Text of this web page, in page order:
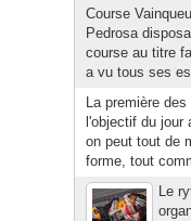
Course
Pedrosa
course au titre
a vu tous ses
La première
l'objectif du
on peut tout de
forme, tout
Le